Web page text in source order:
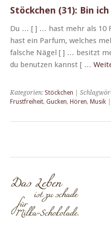
Stöckchen (31): Bin ich
Du … [ ] … hast mehr als 10
hast ein Par­fum, welch­es
falsche Nägel [ ] … besitzt
du benutzen kannst [ …
Kategorien: Stöckchen |
Frustfreiheit, Gucken, Hören, Musik